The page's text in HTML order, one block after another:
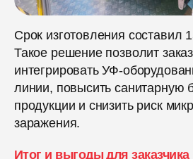
Срок изготовления составил
Такое решение позволит
интегрировать УФ-
линии, повысить санитарную
продукции и снизить риск
заражения.
Итог и выгоды для заказчика